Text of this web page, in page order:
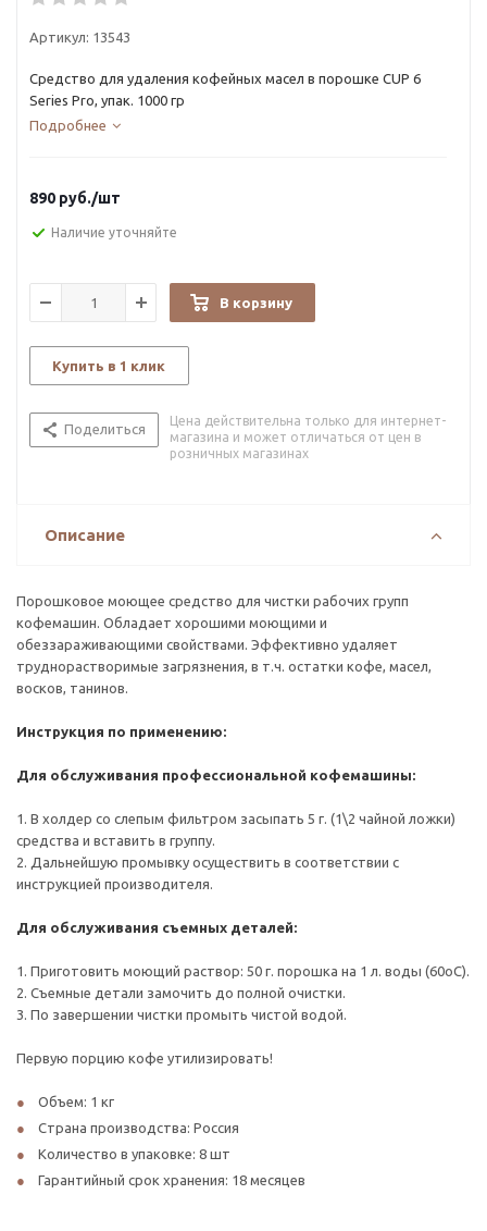
Артикул: 13543
Средство для удаления кофейных масел в порошке CUP 6
Series Pro, упак. 1000 гр
Подробнее
890 руб./шт
Наличие уточняйте
В корзину
Купить в 1 клик
Поделиться
Цена действительна только для интернет-
магазина и может отличаться от цен в
розничных магазинах
Описание
Порошковое моющее средство для чистки рабочих групп
кофемашин. Обладает хорошими моющими и
обеззараживающими свойствами. Эффективно удаляет
труднорастворимые загрязнения, в т.ч. остатки кофе, масел,
восков, танинов.
Инструкция по применению:
Для обслуживания профессиональной кофемашины:
1. В холдер со слепым фильтром засыпать 5 г. (1\2 чайной ложки)
средства и вставить в группу.
2. Дальнейшую промывку осуществить в соответствии с
инструкцией производителя.
Для обслуживания съемных деталей:
1. Приготовить моющий раствор: 50 г. порошка на 1 л. воды (60оС).
2. Съемные детали замочить до полной очистки.
3. По завершении чистки промыть чистой водой.
Первую порцию кофе утилизировать!
Объем: 1 кг
Страна производства: Россия
Количество в упаковке: 8 шт
Гарантийный срок хранения: 18 месяцев